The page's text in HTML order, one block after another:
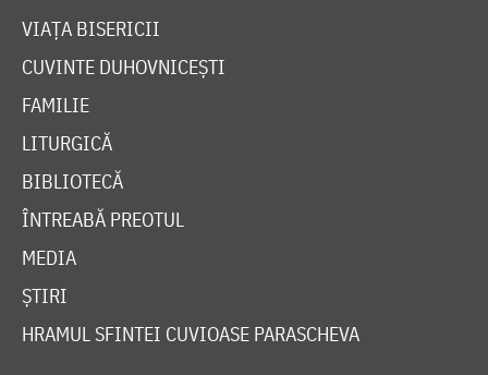
VIAȚA BISERICII
CUVINTE DUHOVNICEȘTI
FAMILIE
LITURGICĂ
BIBLIOTECĂ
ÎNTREABĂ PREOTUL
MEDIA
ȘTIRI
HRAMUL SFINTEI CUVIOASE PARASCHEVA